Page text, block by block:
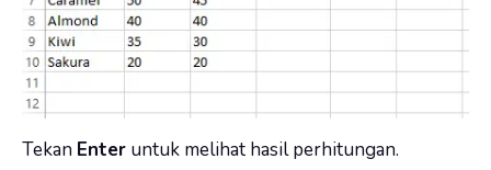
Tekan Enter untuk melihat hasil perhitungan.